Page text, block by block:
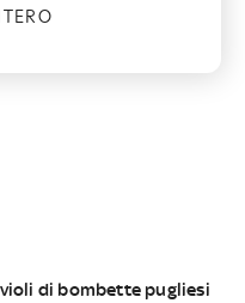
di bombette pugliesi